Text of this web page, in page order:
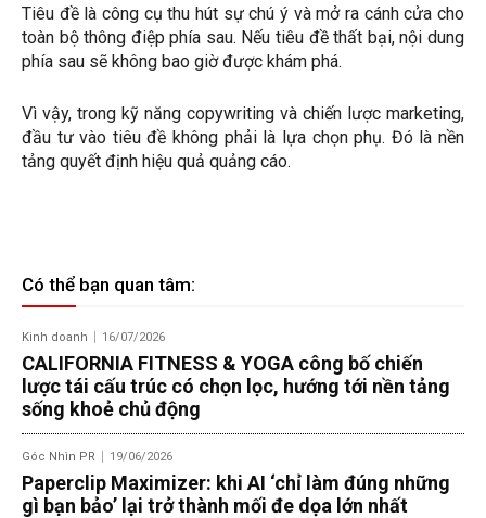
Tiêu đề là công cụ thu hút sự chú ý và mở ra cánh cửa cho
toàn bộ thông điệp phía sau. Nếu tiêu đề thất bại, nội dung
phía sau sẽ không bao giờ được khám phá.
Vì vậy, trong kỹ năng copywriting và chiến lược marketing,
đầu tư vào tiêu đề không phải là lựa chọn phụ. Đó là nền
tảng quyết định hiệu quả quảng cáo.
Có thể bạn quan tâm:
Kinh doanh 16/07/2026
CALIFORNIA FITNESS & YOGA công bố chiến
lược tái cấu trúc có chọn lọc, hướng tới nền tảng
sống khoẻ chủ động
Góc Nhìn PR 19/06/2026
Paperclip Maximizer: khi AI ‘chỉ làm đúng những
gì bạn bảo’ lại trở thành mối đe dọa lớn nhất